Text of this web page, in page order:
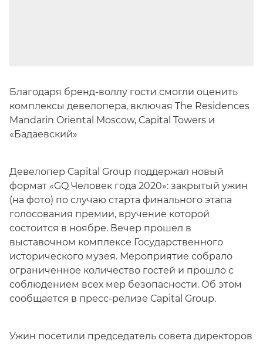
Благодаря бренд-воллу гости смогли оценить
комплексы девелопера, включая The Residences
Mandarin Oriental Moscow, Capital Towers и
«Бадаевский»
Девелопер Capital Group поддержал новый
формат «GQ Человек года 2020»: закрытый ужин
(на фото) по случаю старта финального этапа
голосования премии, вручение которой
состоится в ноябре. Вечер прошел в
выставочном комплексе Государственного
исторического музея. Мероприятие собрало
ограниченное количество гостей и прошло с
соблюдением всех мер безопасности. Об этом
сообщается в пресс-релизе Capital Group.
Ужин посетили председатель совета директоров